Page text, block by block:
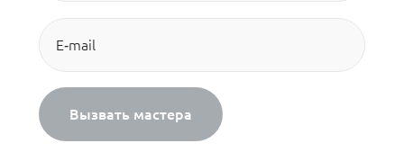
Вызвать мастера